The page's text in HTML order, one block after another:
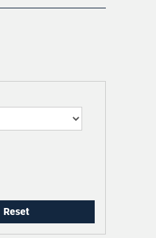
Reset